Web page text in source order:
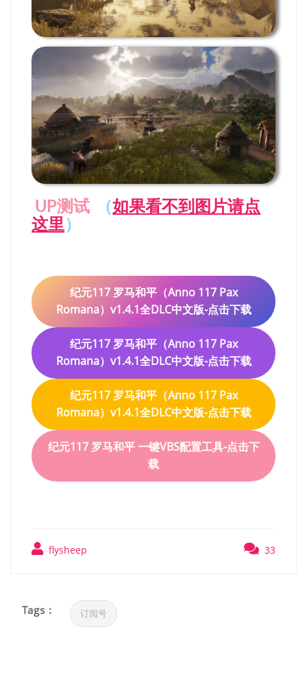
UP测试 （如果看不到图片请点
这里）
纪元117 罗马和平（Anno 117 Pax
Romana）v1.4.1全DLC中文版-点击下载
纪元117 罗马和平（Anno 117 Pax
Romana）v1.4.1全DLC中文版-点击下载
纪元117 罗马和平（Anno 117 Pax
Romana）v1.4.1全DLC中文版-点击下载
纪元117 罗马和平 一键VBS配置工具-点击下
载
flysheep 33
Tags : 订阅号